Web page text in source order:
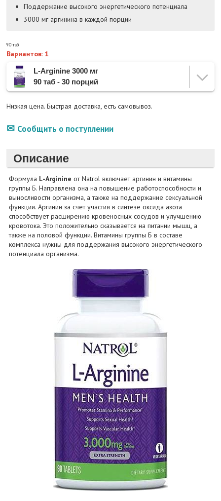
Поддержание высокого энергетического потенциала
3000 мг аргинина в каждой порции
90 таб
Вариантов: 1
L-Arginine 3000 мг
90 таб - 30 порций
Низкая цена. Быстрая доставка, есть самовывоз.
Сообщить о поступлении
Описание
Формула L-Arginine от Natrol включает аргинин и витамины
группы Б. Направлена она на повышение работоспособности и
выносливости организма, а также на поддержание сексуальной
функции. Аргинин за счет участия в синтезе оксида азота
способствует расширению кровеносных сосудов и улучшению
кровотока. Это положительно сказывается на питании мышц, а
также на половой функции. Витамины группы Б в составе
комплекса нужны для поддержания высокого энергетического
потенциала организма.